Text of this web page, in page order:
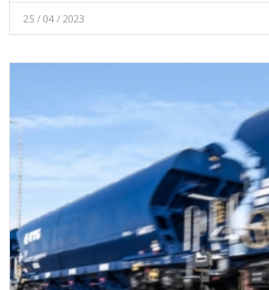
25 / 04 / 2023